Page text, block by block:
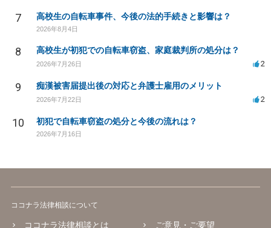
7 高校生の自転車事件、今後の法的手続きと影響は？
2026年8月4日
8 高校生が初犯での自転車窃盗、家庭裁判所の処分は？
2026年7月26日 2
9 痴漢被害届提出後の対応と弁護士雇用のメリット
2026年7月22日 2
10 初犯で自転車窃盗の処分と今後の流れは？
2026年7月16日
ココナラ法律相談について
ココナラ法律相談とは ご意見・ご要望